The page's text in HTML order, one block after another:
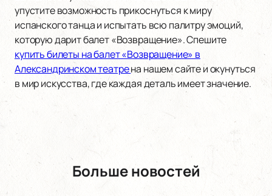
упустите возможность прикоснуться к миру
испанского танца и испытать всю палитру эмоций,
которую дарит балет «Возвращение». Спешите
купить билеты на балет «Возвращение» в
Александринском театрена нашем сайте и окунуться
в мир искусства, где каждая деталь имеет значение.
Больше новостей